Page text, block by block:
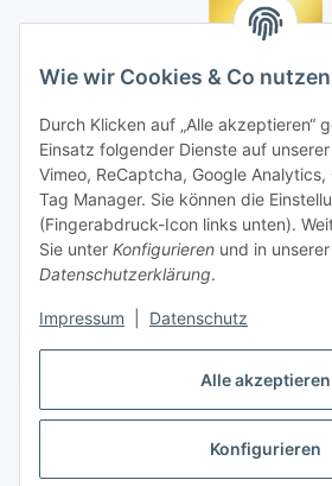
Alle akzeptieren
Konfigurieren
Wie wir Cookies & Co nutzen
Durch Klicken auf „Alle akzeptieren“
Einsatz folgender Dienste auf
Vimeo, ReCaptcha, Google Analytics,
Tag Manager. Sie können die
(Fingerabdruck-Icon links unten).
Sie unter Konfigurieren und in unserer
Datenschutzerklärung.
Impressum Datenschutz